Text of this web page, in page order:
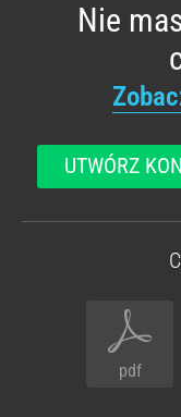
Nie
UTWÓRZ
pdf